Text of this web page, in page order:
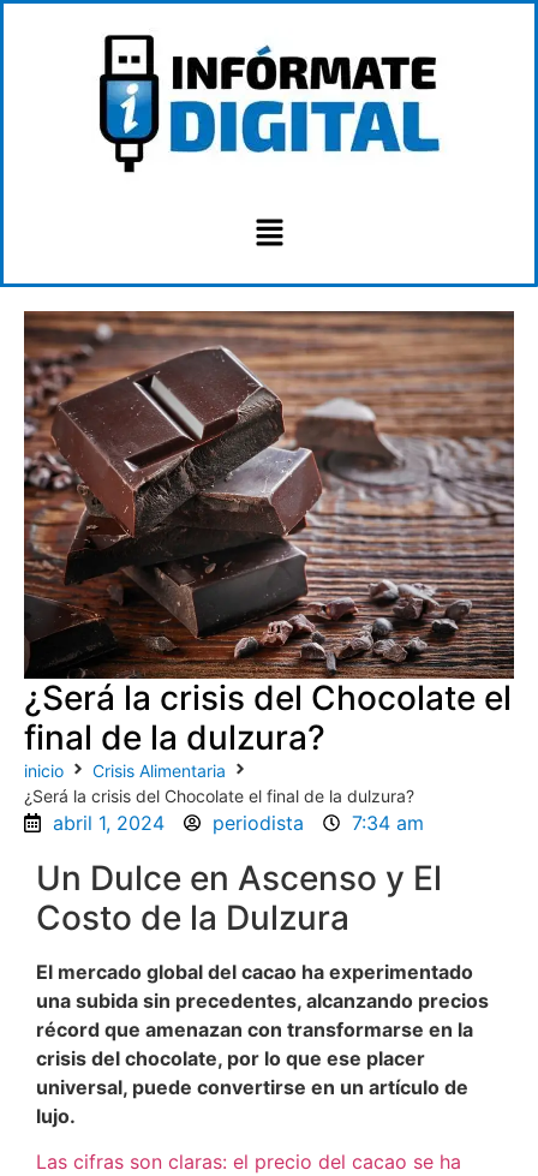
¿Será la crisis del Chocolate el
final de la dulzura?
inicio
Crisis Alimentaria
¿Será la crisis del Chocolate el final de la dulzura?
abril 1, 2024 periodista 7:34 am
Un Dulce en Ascenso y El
Costo de la Dulzura
El mercado global del cacao ha experimentado
una subida sin precedentes, alcanzando precios
récord que amenazan con transformarse en la
crisis del chocolate, por lo que ese placer
universal, puede convertirse en un artículo de
lujo.
Las cifras son claras: el precio del cacao se ha